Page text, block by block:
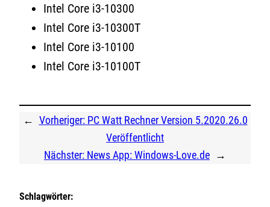
Intel Core i3-10300
Intel Core i3-10300T
Intel Core i3-10100
Intel Core i3-10100T
← Vorheriger: PC Watt Rechner Version 5.2020.26.0
Veröffentlicht
Nächster: News App: Windows-Love.de →
Schlagwörter: